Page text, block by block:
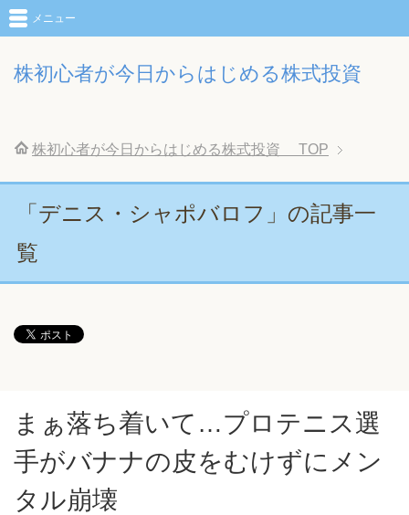
株初心者が今日からはじめる株式投資
メニュー
株初心者が今日からはじめる株式投資 TOP
「デニス・シャポバロフ」の記事一
覧
まぁ落ち着いて…プロテニス選
手がバナナの皮をむけずにメン
タル崩壊